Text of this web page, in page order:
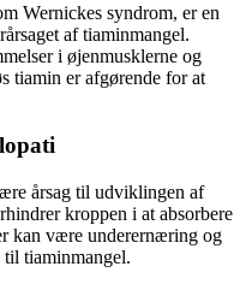
Wernickes syndrom, er en
af tiaminmangel.
i øjenmusklerne og
tiamin er afgørende for at
årsag til udviklingen af
kroppen i at absorbere
kan være underernæring og
til tiaminmangel.